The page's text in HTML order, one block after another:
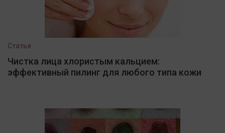
Статья
Чистка лица хлористым кальцием:
эффективный пилинг для любого типа кожи